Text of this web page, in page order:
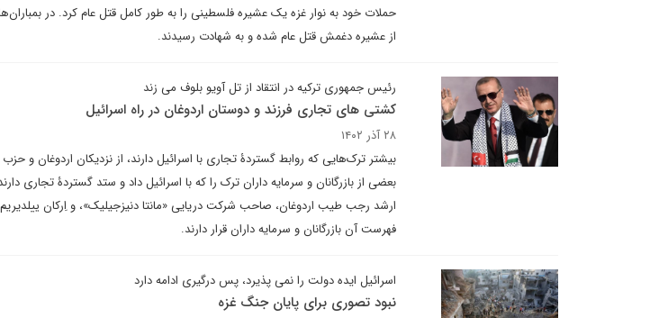
از عشیره دغمش قتل عام شده و به شهادت رسیدند.
رئیس جمهوری ترکیه در انتقاد از تل آویو بلوف می زند
کشتی های تجاری فرزند و دوستان اردوغان در راه اسرائیل
۲۸ آذر ۱۴۰۲
بیشتر ترک‌هایی که روابط گستردۀ تجاری با اسرائیل دارند، از نزدیکان اردوغان و
بعضی از بازرگانان و سرمایه داران ترک را که با اسرائیل داد و ستد گستردۀ تجاری
ارشد رجب طیب اردوغان، صاحب شرکت دریایی «مانتا دنیزجیلیک»، و اِرکان
فهرست آن بازرگانان و سرمایه داران قرار دارند.
اسرائیل ایده دولت را نمی پذیرد، پس درگیری ادامه دارد
نبود تصوری برای پایان جنگ غزه